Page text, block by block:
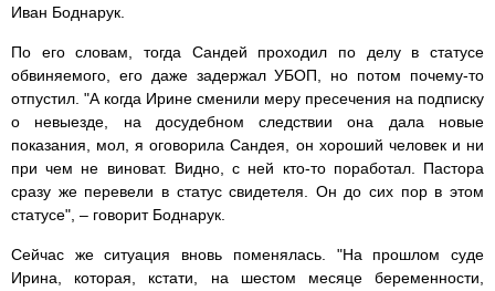
Иван Боднарук.
По его словам, тогда Сандей проходил по делу в статусе
обвиняемого, его даже задержал УБОП, но потом почему-то
отпустил. "А когда Ирине сменили меру пресечения на подписку
о невыезде, на досудебном следствии она дала новые
показания, мол, я оговорила Сандея, он хороший человек и ни
при чем не виноват. Видно, с ней кто-то поработал. Пастора
сразу же перевели в статус свидетеля. Он до сих пор в этом
статусе", – говорит Боднарук.
Сейчас же ситуация вновь поменялась. "На прошлом суде
Ирина, которая, кстати, на шестом месяце беременности,